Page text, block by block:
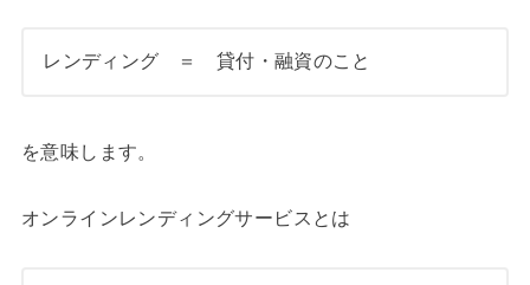
レンディング ＝ 貸付・融資のこと
を意味します。
オンラインレンディングサービスとは